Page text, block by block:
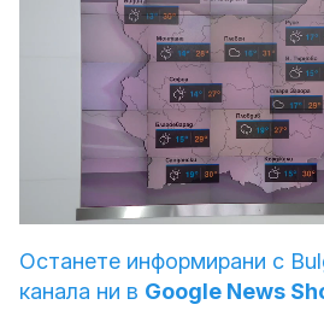
Unmute Loaded:
31.05%
Останете информирани с
канала ни в Google News